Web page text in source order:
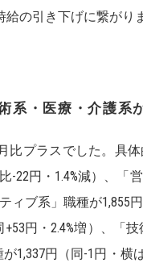
の引き下げに繋がり
系・医療・介護系
比プラスでした。具
22円・1.4%減）、「
ィブ系」職種が1,855
円・2.4%増）、「
1,337円（同-1円・横